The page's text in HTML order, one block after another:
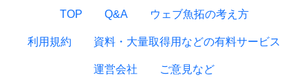
TOP Q&A ウェブ魚拓の考え方
利用規約 資料・大量取得用などの有料サービス
運営会社 ご意見など